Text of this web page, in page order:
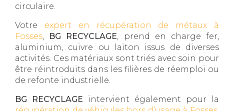
circulaire.
Votre expert en récupération de métaux à
Fosses, BG RECYCLAGE, prend en charge fer,
aluminium, cuivre ou laiton issus de diverses
activités. Ces matériaux sont triés avec soin pour
être réintroduits dans les filières de réemploi ou
de refonte industrielle.
BG RECYCLAGE intervient également pour la